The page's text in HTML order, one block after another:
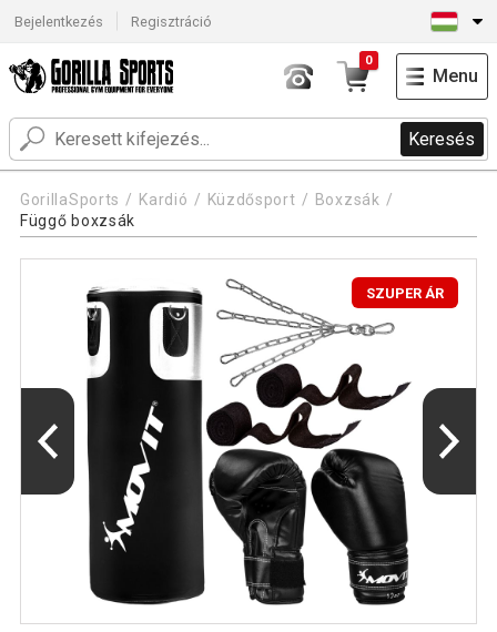
Bejelentkezés Regisztráció
Keresés
0
Menu
GorillaSports Kardió Küzdősport
Boxzsák
Függő boxzsák
SZUPER ÁR